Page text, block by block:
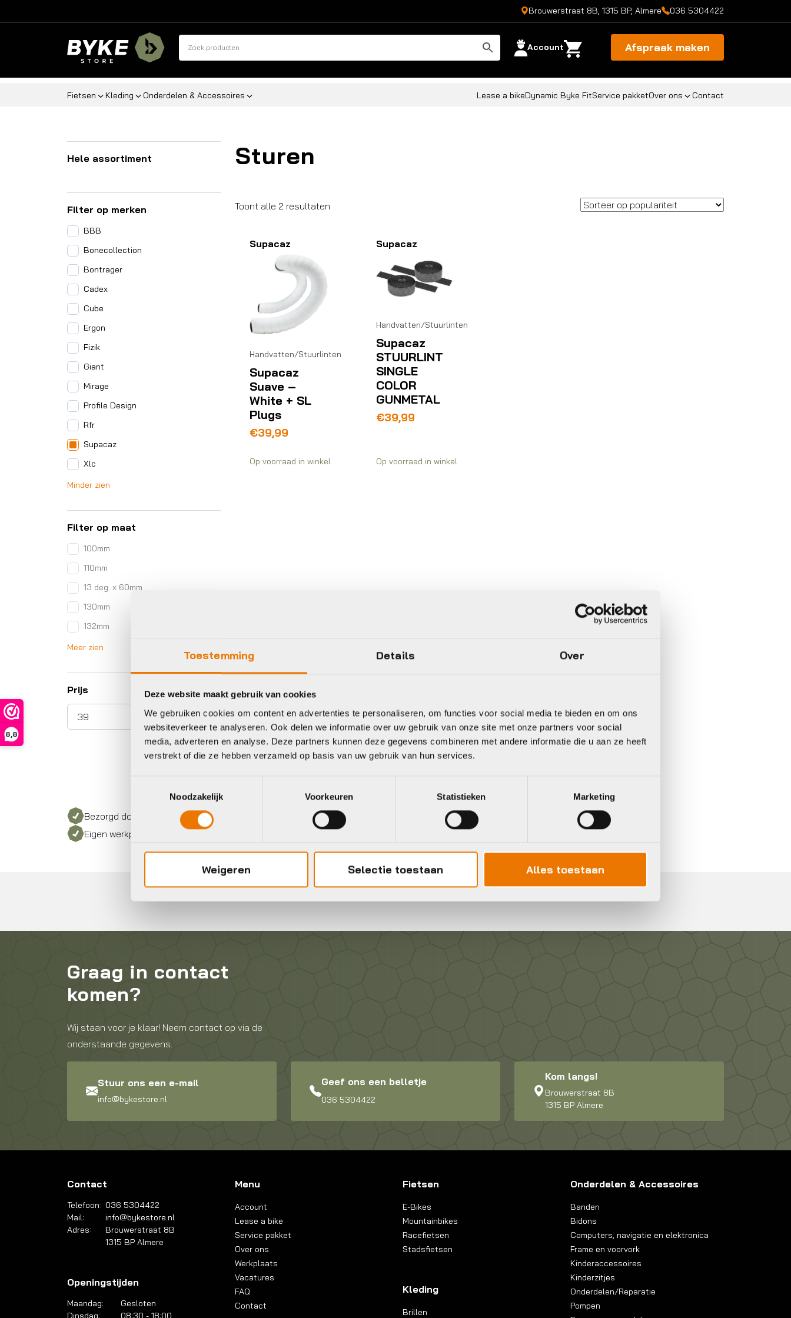
Toestemming Details Over
Deze website maakt gebruik van cookies
We gebruiken cookies om content en advertenties te personaliseren, om functies voor social media te bieden en om ons
websiteverkeer te analyseren. Ook delen we informatie over uw gebruik van onze site met onze partners voor social
media, adverteren en analyse. Deze partners kunnen deze gegevens combineren met andere informatie die u aan ze heeft
verstrekt of die ze hebben verzameld op basis van uw gebruik van hun services.
Noodzakelijk
Voorkeuren Statistieken Marketing
Weigeren Selectie toestaan Alles toestaan
8,8
Brouwerstraat 8B, 1315 BP, Almere 036 5304422
Account Afspraak maken
Fietsen Kleding Onderdelen & Accessoires Lease a bikeDynamic Byke FitService pakketOver ons Contact
Hele assortiment
Filter op merken
BBB
Bonecollection
Bontrager
Cadex
Cube
Ergon
Fizik
Giant
Mirage
Profile Design
Rfr
Supacaz
Xlc
Minder zien
Filter op maat
100mm
110mm
13 deg. x 60mm
130mm
132mm
Meer zien
Prijs
Sturen
Toont alle 2 resultaten
populariteit
Supacaz
Handvatten/Stuurlinten
Supacaz
Suave –
White + SL
Plugs
€39,99
Op voorraad in winkel
Supacaz
Handvatten/Stuurlinten
Supacaz
STUURLINT
SINGLE
COLOR
GUNMETAL
€39,99
Op voorraad in winkel
Bezorgd door heel Nederland Gratis verzending vanaf €50 In 3 keer betalen, 0%
Eigen werkplaats met gecertificeerd personeel
Graag in contact
komen?
Wij staan voor je klaar! Neem contact op via de
onderstaande gegevens.
Stuur ons een e-mail
info@bykestore.nl
Geef ons een belletje
036 5304422
Kom langs!
Brouwerstraat 8B
1315 BP Almere
Contact
Telefoon: 036 5304422
Mail:
info@bykestore.nl
Adres:
Brouwerstraat 8B
1315 BP Almere
Openingstijden
Maandag:
Gesloten
Dinsdag:
08:30 - 18:00
Menu
Account
Lease a bike
Service pakket
Over ons
Werkplaats
Vacatures
FAQ
Contact
Fietsen
E-Bikes
Mountainbikes
Racefietsen
Stadsfietsen
Kleding
Brillen
Onderdelen & Accessoires
Banden
Bidons
Computers, navigatie en elektronica
Frame en voorvork
Kinderaccessoires
Kinderzitjes
Onderdelen/Reparatie
Pompen